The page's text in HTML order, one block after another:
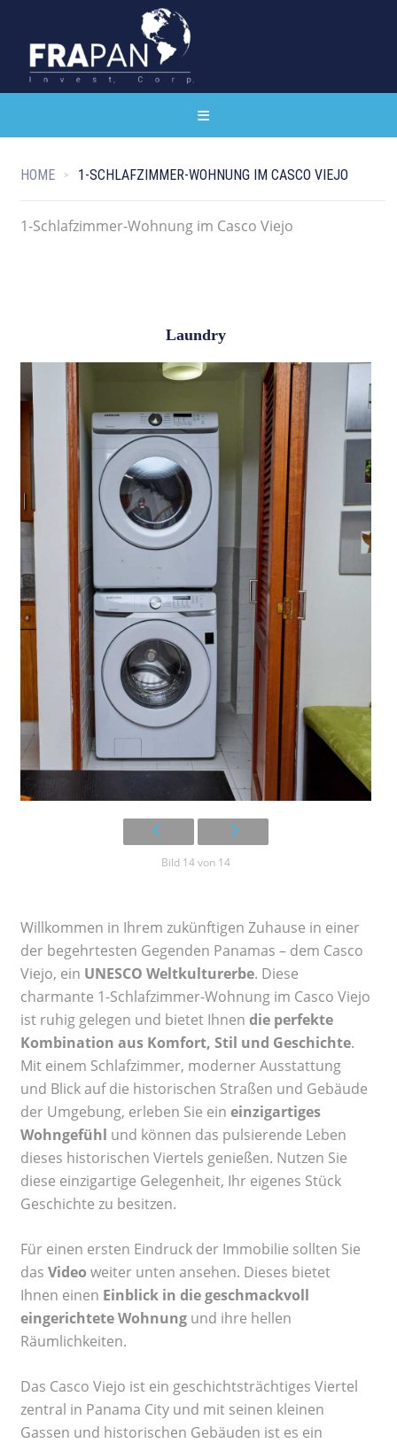
HOME 1-SCHLAFZIMMER-WOHNUNG IM CASCO VIEJO
1-Schlafzimmer-Wohnung im Casco Viejo
Laundry
Bild 14 von 14
Willkommen in Ihrem zukünftigen Zuhause in einer
der begehrtesten Gegenden Panamas – dem Casco
Viejo, ein UNESCO Weltkulturerbe. Diese
charmante 1-Schlafzimmer-Wohnung im Casco Viejo
ist ruhig gelegen und bietet Ihnen die perfekte
Kombination aus Komfort, Stil und Geschichte.
Mit einem Schlafzimmer, moderner Ausstattung
und Blick auf die historischen Straßen und Gebäude
der Umgebung, erleben Sie ein einzigartiges
Wohngefühl und können das pulsierende Leben
dieses historischen Viertels genießen. Nutzen Sie
diese einzigartige Gelegenheit, Ihr eigenes Stück
Geschichte zu besitzen.
Für einen ersten Eindruck der Immobilie sollten Sie
das Video weiter unten ansehen. Dieses bietet
Ihnen einen Einblick in die geschmackvoll
eingerichtete Wohnung und ihre hellen
Räumlichkeiten.
Das Casco Viejo ist ein geschichtsträchtiges Viertel
zentral in Panama City und mit seinen kleinen
Gassen und historischen Gebäuden ist es ein